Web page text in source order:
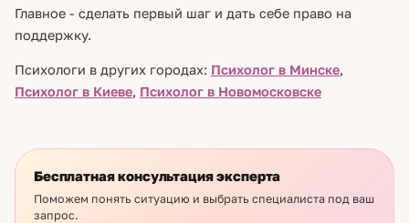
Главное - сделать первый шаг и дать себе право на
поддержку.
Психологи в других городах: Психолог в Минске,
Психолог в Киеве, Психолог в Новомосковске
Бесплатная консультация эксперта
Поможем понять ситуацию и выбрать специалиста под ваш
запрос.